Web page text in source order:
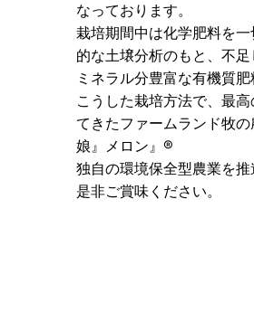
なっております。
栽培期間中は化学肥料を
的な土壌分析のもと、不
ミネラル分豊富な有機質肥
こうした栽培方法で、最
てきたファームランド牧
娘』メロン』®
独自の環境保全型農業を
是非ご賞味ください。